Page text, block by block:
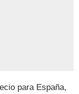
para España,